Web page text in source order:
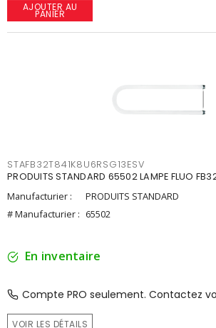
AJOUTER AU
PANIER
STAFB32T841K8U6RSG13ESV
PRODUITS STANDARD 65502 LAMPE FLUO
Manufacturier :
PRODUITS STANDARD
# Manufacturier : 65502
En inventaire
Compte PRO seulement. Contactez
VOIR LES DÉTAILS